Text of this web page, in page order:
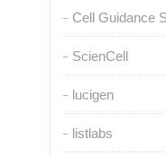
Cell Guidance
ScienCell
lucigen
listlabs